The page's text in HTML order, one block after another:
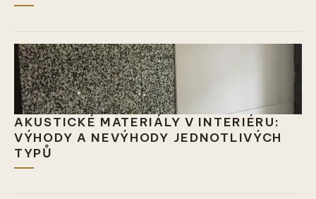
AKUSTICKÉ MATERIÁLY V INTERIÉRU:
VÝHODY A NEVÝHODY JEDNOTLIVÝCH
TYPŮ